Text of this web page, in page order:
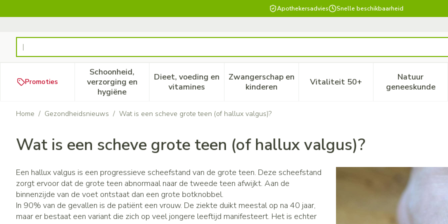
Apothekersadvies Snelle beschikbaarheid
Product, merk, categorie...
Promoties
Schoonheid,
verzorging en
hygiëne
Toon submenu voor Schoonheid, verzorging en hygiëne categorie
Dieet, voeding en
vitaminesToon submenu voor Dieet, voeding en vitamines categorie
Zwangerschap en
kinderenToon submenu voor Zwangerschap en kinderen
Vitaliteit 50+Toon submenu voor Vitaliteit
Natuur
geneeskunde
Toon
Home / Gezondheidsnieuws / Wat is een scheve grote teen (of hallux valgus)?
Wat is een scheve grote teen (of hallux valgus)?
Een hallux valgus is een progressieve scheefstand van de grote teen. Deze scheefstand
zorgt ervoor dat de grote teen abnormaal naar de tweede teen afwijkt. Aan de
binnenzijde van de voet ontstaat dan een grote botknobbel.
In 90% van de gevallen is de patiënt een vrouw. De ziekte duikt meestal op na 40 jaar,
maar er bestaat een variant die zich op veel jongere leeftijd manifesteert. Het is echter